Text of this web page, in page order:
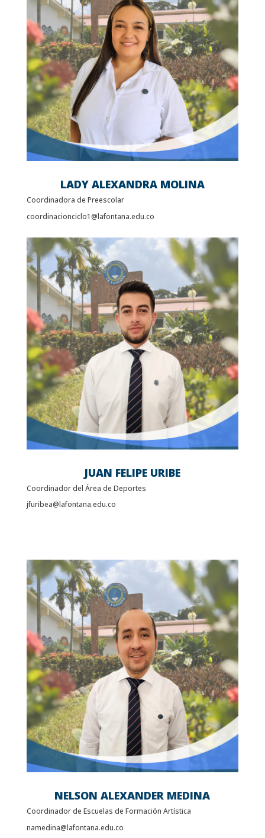
LADY ALEXANDRA MOLINA
Coordinadora de Preescolar
coordinacionciclo1@lafontana.edu.co
JUAN FELIPE URIBE
Coordinador del Área de Deportes
jfuribea@lafontana.edu.co
NELSON ALEXANDER MEDINA
Coordinador de Escuelas de Formación Artística
namedina@lafontana.edu.co